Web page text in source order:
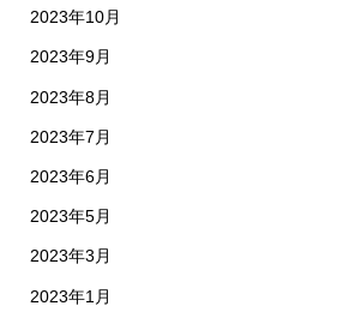
2023年10月
2023年9月
2023年8月
2023年7月
2023年6月
2023年5月
2023年3月
2023年1月